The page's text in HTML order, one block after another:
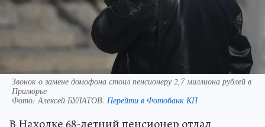
Звонок о замене домофона стоил пенсионеру 2,7 миллиона рублей в
Приморье
Фото:Алексей БУЛАТОВ. Перейти в Фотобанк КП
В Находке 68-летний пенсионер отдал